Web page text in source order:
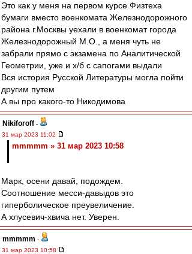
Это как у меня на первом курсе Физтеха
бумаги вместо военкомата Железнодорожного
района г.Москвы уехали в военкомат города
Железнодорожный М.О., а меня чуть не
забрали прямо с экзамена по Аналитической
Геометрии, уже и х/б с сапогами выдали
Вся история Русской Литературы могла пойти
другим путем
А вы про какого-то Никодимова
Nikiforoff -
31 мар 2023 11:02
mmmmm » 31 мар 2023 10:58
Марк, осени давай, подождем.
Соотношение месси-давыдов это
гиперболическое преувеличение.
А хлусевич-хвича нет. Уверен.
mmmmm -
31 мар 2023 10:58